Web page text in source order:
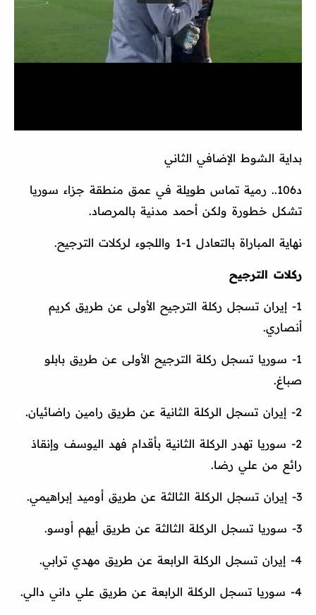
بداية الشوط الإضافي الثاني
د106.. رمية تماس طويلة في عمق منطقة جزاء سوريا
تشكل خطورة ولكن أحمد مدنية بالمرصاد.
نهاية المباراة بالتعادل 1-1 واللجوء لركلات الترجيح.
ركلات الترجيح
1- إيران تسجل ركلة الترجيح الأولى عن طريق كريم
أنصاري.
1- سوريا تسجل ركلة الترجيح الأولى عن طريق بابلو
صباغ.
2- إيران تسجل الركلة الثانية عن طريق رامين راضائيان.
2- سوريا تهدر الركلة الثانية بأقدام فهد اليوسف وإنقاذ
رائع من علي رضا.
3- إيران تسجل الركلة الثالثة عن طريق أوميد إبراهيمي.
3- سوريا تسجل الركلة الثالثة عن طريق أيهم أوسو.
4- إيران تسجل الركلة الرابعة عن طريق مهدي ترابي.
4- سوريا تسجل الركلة الرابعة عن طريق علي داني دالي.